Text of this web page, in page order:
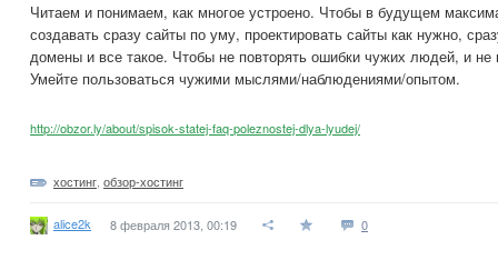
Читаем и понимаем, как многое устроено. Чтобы в будущем
создавать сразу сайты по уму, проектировать сайты как нужно,
домены и все такое. Чтобы не повторять ошибки чужих людей, и не
Умейте пользоваться чужими мыслями/наблюдениями/опытом.
http://obzor.ly/about/spisok-statej-faq-poleznostej-dlya-lyudej/
хостинг обзор-хостинг
alice2k 8 февраля 2013, 00:19 0